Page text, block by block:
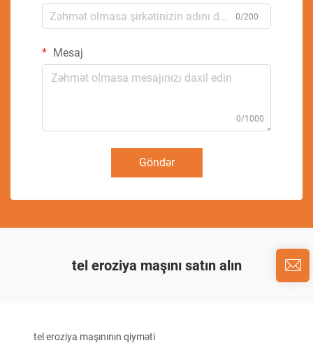
0/200
Mesaj
0/1000
Göndər
tel eroziya maşını satın alın
tel eroziya maşınının qiyməti